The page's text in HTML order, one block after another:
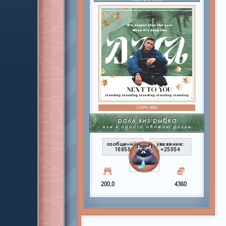
COPY:ЕВА
сообщений:
16958
уважение:
+25054
200,0 4360